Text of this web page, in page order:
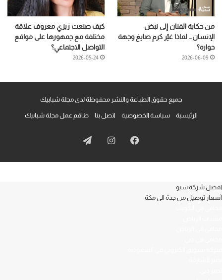
من حكاية الفنان إلى نبض
الإنسان… لماذا غيّر كرم صايغ وجهة
حواره؟
2026-06-09
كيف صنعت زيزي معروف علاقة
مختلفة مع جمهورها على مواقع
التواصل الاجتماعي؟
2026-05-24
جميع حقوق الطباعة والنشر محفوظة لدى مجلة شبابيك
الرئيسية سياسة الخصوصية اتصل بنا طاقم عمل مجلة شبابيك
فيسبوكانستقرامتيلقرام
افضل شركة سيو
أسعار توصيل من جدة الى مكة